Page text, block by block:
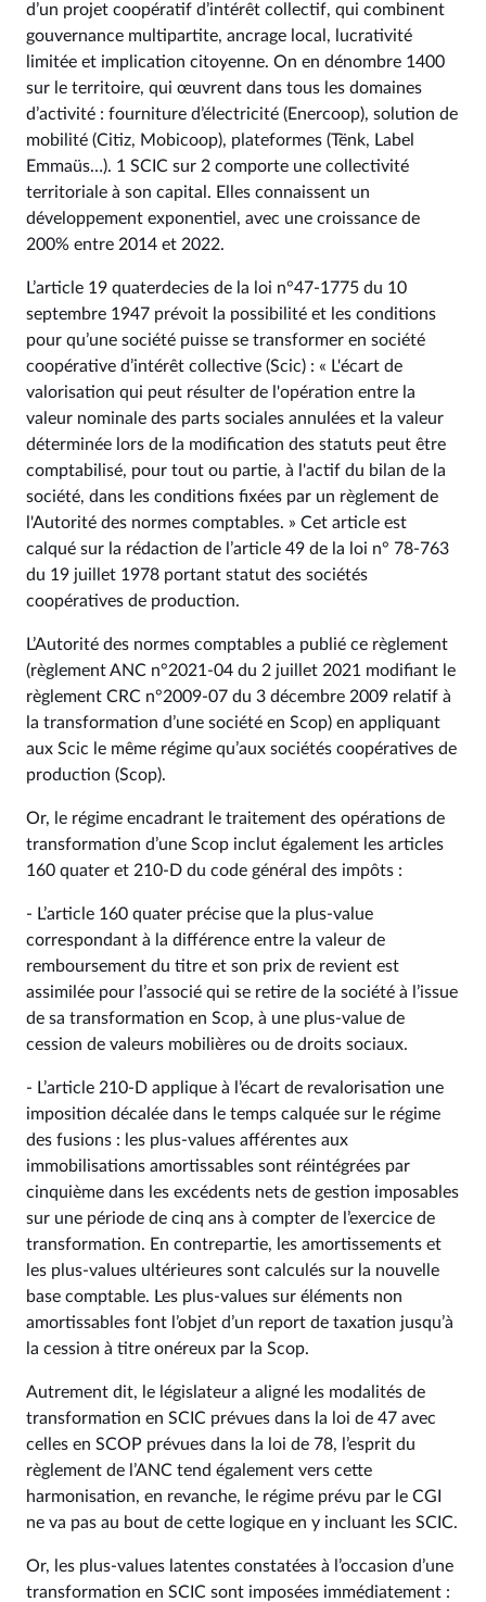
d’un projet coopératif d’intérêt collectif, qui combinent
gouvernance multipartite, ancrage local, lucrativité
limitée et implication citoyenne. On en dénombre 1400
sur le territoire, qui œuvrent dans tous les domaines
d’activité : fourniture d’électricité (Enercoop), solution de
mobilité (Citiz, Mobicoop), plateformes (Tënk, Label
Emmaüs…). 1 SCIC sur 2 comporte une collectivité
territoriale à son capital. Elles connaissent un
développement exponentiel, avec une croissance de
200% entre 2014 et 2022.
L’article 19 quaterdecies de la loi n°47-1775 du 10
septembre 1947 prévoit la possibilité et les conditions
pour qu’une société puisse se transformer en société
coopérative d’intérêt collective (Scic) : « L'écart de
valorisation qui peut résulter de l'opération entre la
valeur nominale des parts sociales annulées et la valeur
déterminée lors de la modification des statuts peut être
comptabilisé, pour tout ou partie, à l'actif du bilan de la
société, dans les conditions fixées par un règlement de
l'Autorité des normes comptables. » Cet article est
calqué sur la rédaction de l’article 49 de la loi n° 78-763
du 19 juillet 1978 portant statut des sociétés
coopératives de production.
L’Autorité des normes comptables a publié ce règlement
(règlement ANC n°2021-04 du 2 juillet 2021 modifiant le
règlement CRC n°2009-07 du 3 décembre 2009 relatif à
la transformation d’une société en Scop) en appliquant
aux Scic le même régime qu’aux sociétés coopératives de
production (Scop).
Or, le régime encadrant le traitement des opérations de
transformation d’une Scop inclut également les articles
160 quater et 210-D du code général des impôts :
- L’article 160 quater précise que la plus-value
correspondant à la différence entre la valeur de
remboursement du titre et son prix de revient est
assimilée pour l’associé qui se retire de la société à l’issue
de sa transformation en Scop, à une plus-value de
cession de valeurs mobilières ou de droits sociaux.
- L’article 210-D applique à l’écart de revalorisation une
imposition décalée dans le temps calquée sur le régime
des fusions : les plus-values afférentes aux
immobilisations amortissables sont réintégrées par
cinquième dans les excédents nets de gestion imposables
sur une période de cinq ans à compter de l’exercice de
transformation. En contrepartie, les amortissements et
les plus-values ultérieures sont calculés sur la nouvelle
base comptable. Les plus-values sur éléments non
amortissables font l’objet d’un report de taxation jusqu’à
la cession à titre onéreux par la Scop.
Autrement dit, le législateur a aligné les modalités de
transformation en SCIC prévues dans la loi de 47 avec
celles en SCOP prévues dans la loi de 78, l’esprit du
règlement de l’ANC tend également vers cette
harmonisation, en revanche, le régime prévu par le CGI
ne va pas au bout de cette logique en y incluant les SCIC.
Or, les plus-values latentes constatées à l’occasion d’une
transformation en SCIC sont imposées immédiatement :